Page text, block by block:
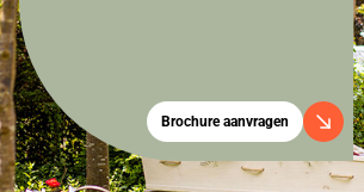
Brochure aanvragen